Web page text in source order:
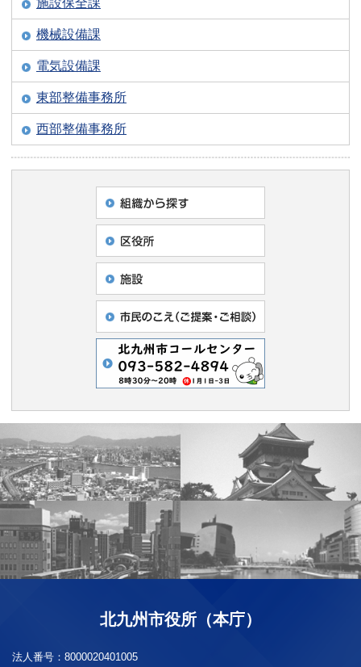
施設保全課
機械設備課
電気設備課
東部整備事務所
西部整備事務所
北九州市役所（本庁）
法人番号： 8000020401005